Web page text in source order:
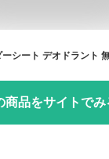
シート デオドラント
商品をサイトでみ